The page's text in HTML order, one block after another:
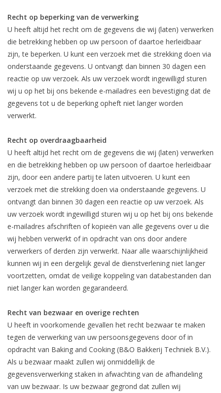
Recht op beperking van de verwerking
U heeft altijd het recht om de gegevens die wij (laten) verwerken
die betrekking hebben op uw persoon of daartoe herleidbaar
zijn, te beperken. U kunt een verzoek met die strekking doen via
onderstaande gegevens. U ontvangt dan binnen 30 dagen een
reactie op uw verzoek. Als uw verzoek wordt ingewilligd sturen
wij u op het bij ons bekende e-mailadres een bevestiging dat de
gegevens tot u de beperking opheft niet langer worden
verwerkt.
Recht op overdraagbaarheid
U heeft altijd het recht om de gegevens die wij (laten) verwerken
en die betrekking hebben op uw persoon of daartoe herleidbaar
zijn, door een andere partij te laten uitvoeren. U kunt een
verzoek met die strekking doen via onderstaande gegevens. U
ontvangt dan binnen 30 dagen een reactie op uw verzoek. Als
uw verzoek wordt ingewilligd sturen wij u op het bij ons bekende
e-mailadres afschriften of kopieën van alle gegevens over u die
wij hebben verwerkt of in opdracht van ons door andere
verwerkers of derden zijn verwerkt. Naar alle waarschijnlijkheid
kunnen wij in een dergelijk geval de dienstverlening niet langer
voortzetten, omdat de veilige koppeling van databestanden dan
niet langer kan worden gegarandeerd.
Recht van bezwaar en overige rechten
U heeft in voorkomende gevallen het recht bezwaar te maken
tegen de verwerking van uw persoonsgegevens door of in
opdracht van Baking and Cooking (B&O Bakkerij Techniek B.V.).
Als u bezwaar maakt zullen wij onmiddellijk de
gegevensverwerking staken in afwachting van de afhandeling
van uw bezwaar. Is uw bezwaar gegrond dat zullen wij